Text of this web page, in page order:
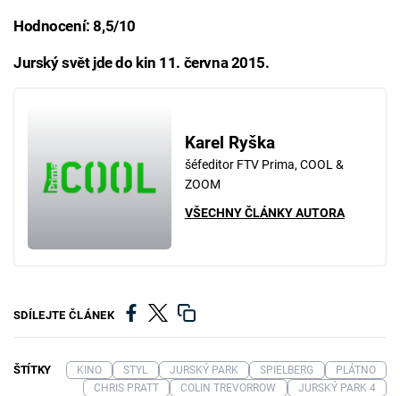
Hodnocení: 8,5/10
Jurský svět jde do kin 11. června 2015.
Karel Ryška
šéfeditor FTV Prima, COOL &
ZOOM
VŠECHNY ČLÁNKY AUTORA
SDÍLEJTE ČLÁNEK
ŠTÍTKY KINO STYL JURSKÝ PARK SPIELBERG
PLÁTNO
CHRIS PRATT
COLIN TREVORROW
JURSKÝ PARK 4